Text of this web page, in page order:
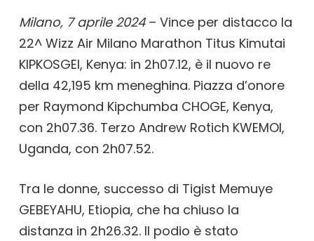
Milano, 7 aprile 2024– Vince per distacco la
22^ Wizz Air Milano Marathon Titus Kimutai
KIPKOSGEI, Kenya: in 2h07.12, è il nuovo re
della 42,195 km meneghina. Piazza d’onore
per Raymond Kipchumba CHOGE, Kenya,
con 2h07.36. Terzo Andrew Rotich KWEMOI,
Uganda, con 2h07.52.
Tra le donne, successo di Tigist Memuye
GEBEYAHU, Etiopia, che ha chiuso la
distanza in 2h26.32. Il podio è stato